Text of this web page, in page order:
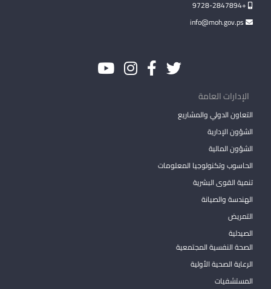
+9728-2847894
الإدارات العامة
التعاون الدولي والمشاريع
الشؤون الإدارية
الشؤون المالية
الحاسوب وتكنولوجيا المعلومات
تنمية القوى البشرية
الهندسة والصيانة
التمريض
الصيدلية
الصحة النفسية المجتمعية
الرعاية الصحية الأولية
المستشفيات